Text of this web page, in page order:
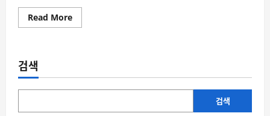
Read MoreRead
more
들,
부
과
검색
검색